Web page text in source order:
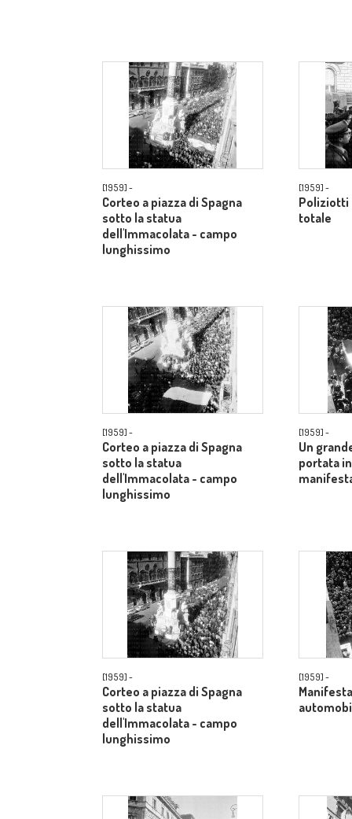
[1959] -
Corteo a piazza di Spagna
sotto la statua
dell'Immacolata - campo
lunghissimo
[1959] -
Poliziotti
totale
[1959] -
Corteo a piazza di Spagna
sotto la statua
dell'Immacolata - campo
lunghissimo
[1959] -
Un
portata
[1959] -
Corteo a piazza di Spagna
sotto la statua
dell'Immacolata - campo
lunghissimo
[1959] -